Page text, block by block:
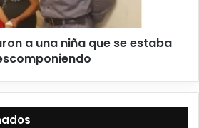
a una niña que se estaba